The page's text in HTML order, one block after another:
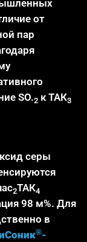
от
пар
SO.2 к ТАК3
серы
2ТАК4
98 м%. Для
в
®-